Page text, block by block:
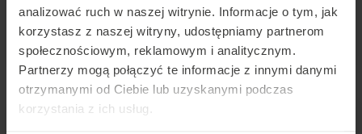
analizować ruch w naszej witrynie. Informacje o tym, jak
korzystasz z naszej witryny, udostępniamy partnerom
społecznościowym, reklamowym i analitycznym.
Partnerzy mogą połączyć te informacje z innymi danymi
otrzymanymi od Ciebie lub uzyskanymi podczas
korzystania z ich usług.
KUP PREZENT